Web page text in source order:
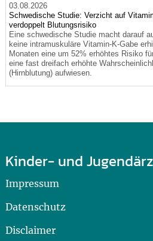
03.08.2026
Schwedische Studie: Verzicht auf
verdoppelt Blutungsrisiko
Eine schwedische Studie macht darauf
keine intramuskuläre Vitamin-K-Gabe
Monaten eine um 52% erhöhtes Risiko
eine fast dreifach erhöhte
(Hirnblutung) aufwiesen.
Kinder- und
Impressum
Datenschutz
Disclaimer